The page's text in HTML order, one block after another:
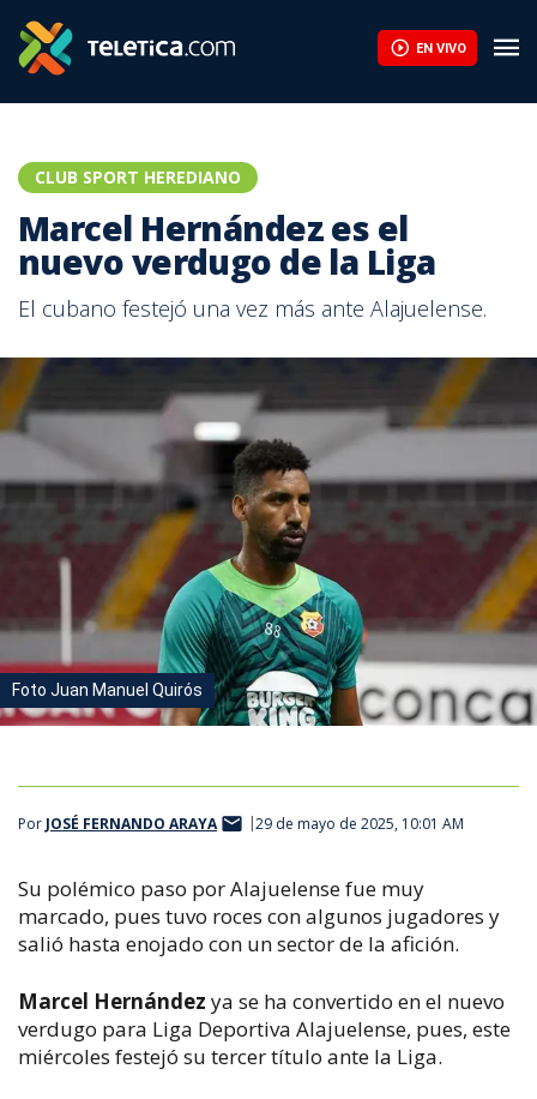
EN VIVO
CLUB SPORT HEREDIANO
Marcel Hernández es el
nuevo verdugo de la Liga
El cubano festejó una vez más ante Alajuelense.
Foto Juan Manuel Quirós
Por JOSÉ FERNANDO ARAYA 29 de mayo de 2025, 10:01 AM
Su polémico paso por Alajuelense fue muy
marcado, pues tuvo roces con algunos jugadores y
salió hasta enojado con un sector de la afición.
Marcel Hernández ya se ha convertido en el nuevo
verdugo para Liga Deportiva Alajuelense, pues, este
miércoles festejó su tercer título ante la Liga.